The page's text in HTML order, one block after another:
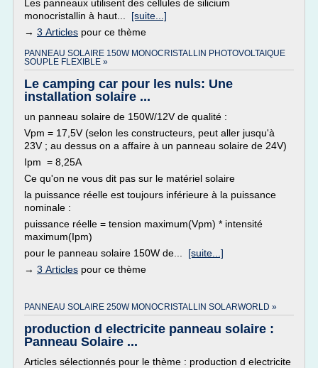
Les panneaux utilisent des cellules de silicium
monocristallin à haut... [suite...]
→ 3 Articles pour ce thème
PANNEAU SOLAIRE 150W MONOCRISTALLIN PHOTOVOLTAIQUE
SOUPLE FLEXIBLE »
Le camping car pour les nuls: Une
installation solaire ...
un panneau solaire de 150W/12V de qualité :
Vpm = 17,5V (selon les constructeurs, peut aller jusqu'à
23V ; au dessus on a affaire à un panneau solaire de 24V)
Ipm = 8,25A
Ce qu'on ne vous dit pas sur le matériel solaire
la puissance réelle est toujours inférieure à la puissance
nominale :
puissance réelle = tension maximum(Vpm) * intensité
maximum(Ipm)
pour le panneau solaire 150W de... [suite...]
→ 3 Articles pour ce thème
PANNEAU SOLAIRE 250W MONOCRISTALLIN SOLARWORLD »
production d electricite panneau solaire :
Panneau Solaire ...
Articles sélectionnés pour le thème : production d electricite